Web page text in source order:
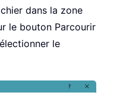
dans la zone
le bouton Parcourir
le